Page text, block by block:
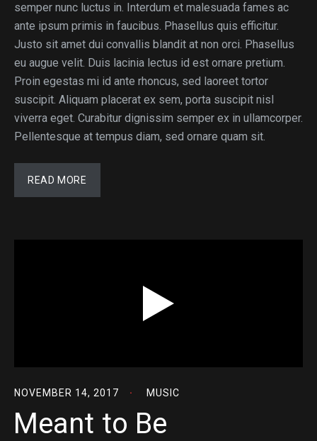
semper nunc luctus in. Interdum et malesuada fames ac
ante ipsum primis in faucibus. Phasellus quis efficitur.
Justo sit amet dui convallis blandit at non orci. Phasellus
eu augue velit. Duis lacinia lectus id est ornare pretium.
Proin egestas mi id ante rhoncus, sed laoreet tortor
suscipit. Aliquam placerat ex sem, porta suscipit nisl
viverra eget. Curabitur dignissim semper ex in ullamcorper.
Pellentesque at tempus diam, sed ornare quam sit.
READ MORE
NOVEMBER 14, 2017 MUSIC
Meant to Be